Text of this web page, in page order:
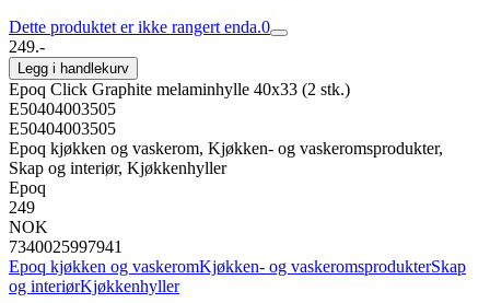
Dette produktet er ikke rangert enda.0
249.-
Legg i handlekurv
Epoq Click Graphite melaminhylle 40x33 (2 stk.)
E50404003505
E50404003505
Epoq kjøkken og vaskerom, Kjøkken- og vaskeromsprodukter,
Skap og interiør, Kjøkkenhyller
Epoq
249
NOK
7340025997941
Epoq kjøkken og vaskeromKjøkken- og vaskeromsprodukterSkap
og interiørKjøkkenhyller